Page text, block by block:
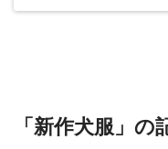
「新作犬服」の